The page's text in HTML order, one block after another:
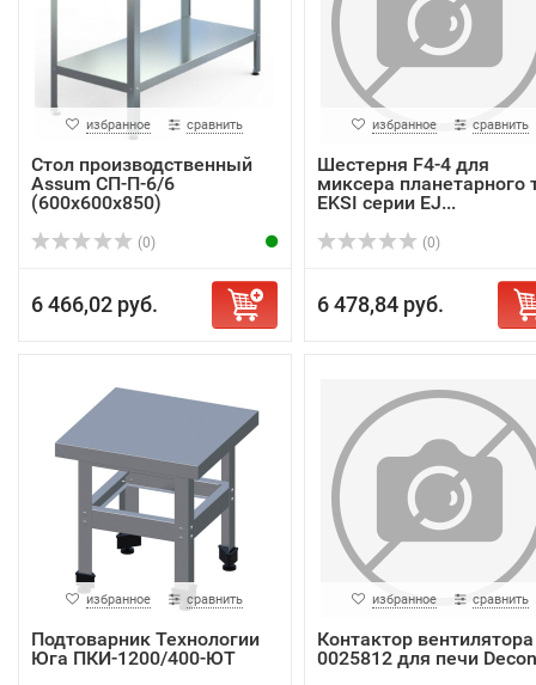
избранное сравнить
Стол производственный
Assum СП-П-6/6
(600х600х850)
(0)
6 466,02 руб.
избранное сравнить
Шестерня F4-4 для
миксера планетарного
EKSI серии EJ...
(0)
6 478,84 руб.
избранное сравнить
Подтоварник Технологии
Юга ПКИ-1200/400-ЮТ
избранное сравнить
Контактор вентилятора
0025812 для печи Decon